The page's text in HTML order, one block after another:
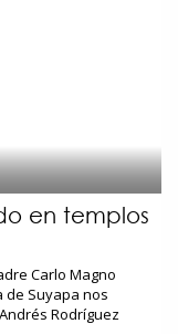
en templos
Carlo Magno
de Suyapa nos
Rodríguez